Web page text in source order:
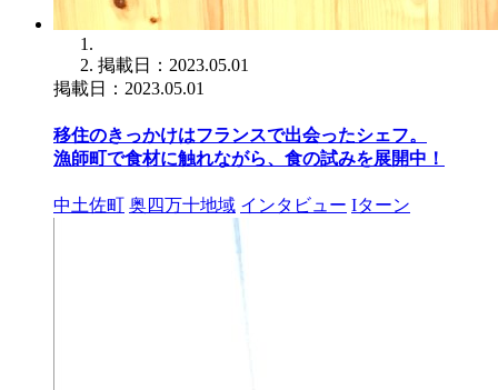
掲載日：2023.05.01
掲載日：2023.05.01
移住のきっかけはフランスで出会ったシェフ。
漁師町で食材に触れながら、食の試みを展開中！
中土佐町 奥四万十地域 インタビュー Iターン